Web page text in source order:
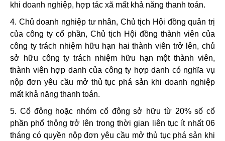
khi doanh nghiệp, hợp tác xã mất khả năng thanh toán.
4. Chủ doanh nghiệp tư nhân, Chủ tịch Hội đồng quản trị
của công ty cổ phần, Chủ tịch Hội đồng thành viên của
công ty trách nhiệm hữu hạn hai thành viên trở lên, chủ
sở hữu công ty trách nhiệm hữu hạn một thành viên,
thành viên hợp danh của công ty hợp danh có nghĩa vụ
nộp đơn yêu cầu mở thủ tục phá sản khi doanh nghiệp
mất khả năng thanh toán.
5. Cổ đông hoặc nhóm cổ đông sở hữu từ 20% số cổ
phần phổ thông trở lên trong thời gian liên tục ít nhất 06
tháng có quyền nộp đơn yêu cầu mở thủ tục phá sản khi